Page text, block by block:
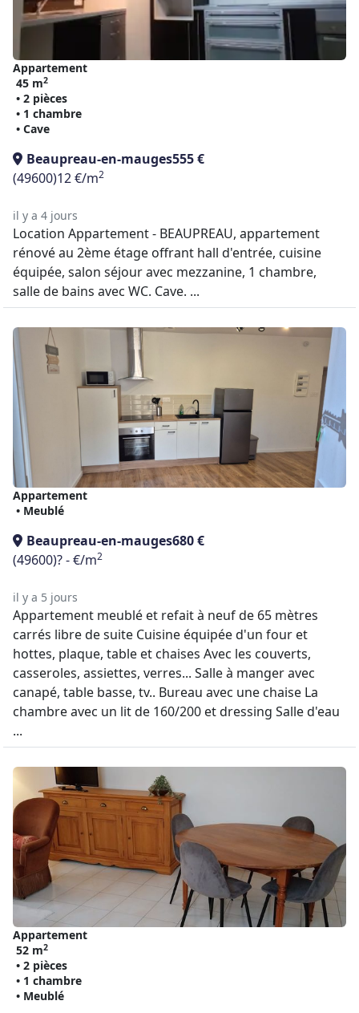
Appartement
45 m2
• 2 pièces
• 1 chambre
• Cave
Beaupreau-en-mauges555 €
(49600)12 €/m2
il y a 4 jours
Location Appartement - BEAUPREAU, appartement
rénové au 2ème étage offrant hall d'entrée, cuisine
équipée, salon séjour avec mezzanine, 1 chambre,
salle de bains avec WC. Cave. ...
Appartement
• Meublé
Beaupreau-en-mauges680 €
(49600)? - €/m2
il y a 5 jours
Appartement meublé et refait à neuf de 65 mètres
carrés libre de suite Cuisine équipée d'un four et
hottes, plaque, table et chaises Avec les couverts,
casseroles, assiettes, verres... Salle à manger avec
canapé, table basse, tv.. Bureau avec une chaise La
chambre avec un lit de 160/200 et dressing Salle d'eau
...
Appartement
52 m2
• 2 pièces
• 1 chambre
• Meublé